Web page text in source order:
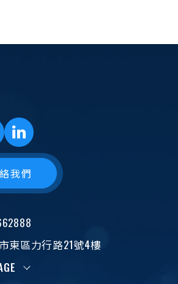
我們
東區力行路21號4樓